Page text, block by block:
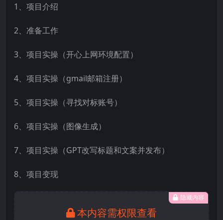
1、项目介绍
2、准备工作
3、项目实操（开心上网环境配置）
4、项目实操（gmail邮箱注册）
5、项目实操（寻找对标账号）
6、项目实操（图像生成）
7、项目实操（GPT改写标题和文案并发布）
8、项目变现
隐藏内容
本内容需权限查看